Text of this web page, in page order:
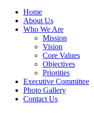
Home
About Us
Who We Are
Mission
Vision
Core Values
Objectives
Priorities
Executive Committee
Photo Gallery
Contact Us